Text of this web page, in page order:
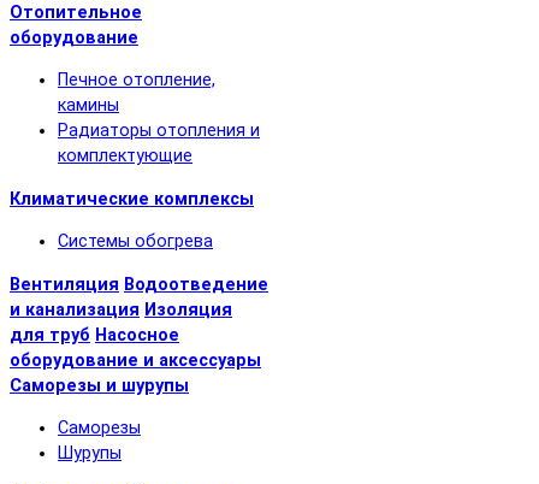
Отопительное
оборудование
Печное отопление,
камины
Радиаторы отопления и
комплектующие
Климатические комплексы
Системы обогрева
Вентиляция Водоотведение
и канализация Изоляция
для труб Насосное
оборудование и аксессуары
Саморезы и шурупы
Саморезы
Шурупы